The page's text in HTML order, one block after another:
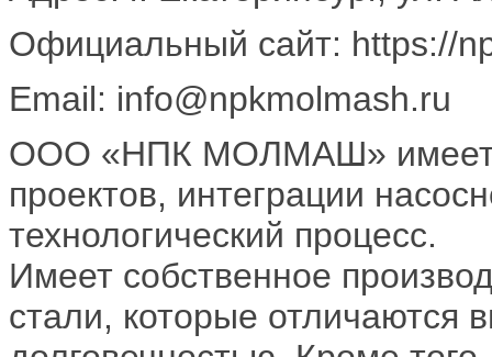
Официальный сайт: https://
Email: info@npkmolmash.ru
ООО «НПК МОЛМАШ» имеет
проектов, интеграции
технологический процесс.
Имеет собственное
стали, которые отличаются